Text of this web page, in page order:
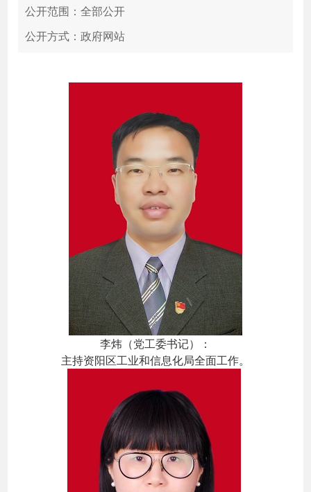
公开范围：全部公开
公开方式：政府网站
李炜（党工委书记）：
主持资阳区工业和信息化局全面工作。